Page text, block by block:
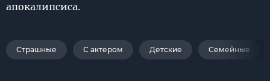
апокалипсиса.
Страшные С актером Детские Семейные